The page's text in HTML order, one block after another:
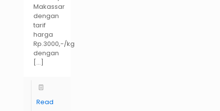
Makassar
dengan
tarif
harga
Rp.3000,-/kg
dengan
[…]
Read